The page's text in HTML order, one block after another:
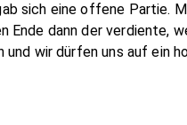
sich eine offene Partie.
Ende dann der verdiente,
wir dürfen uns auf ein